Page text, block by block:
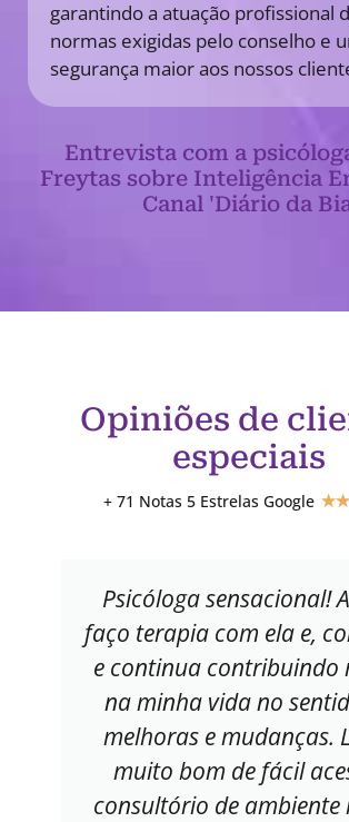
garantindo a atuação profissional
normas exigidas pelo conselho e
segurança maior aos nossos
Entrevista com a
Freytas sobre Inteligência
Canal 'Diário da
Opiniões de
especiais
+ 71 Notas 5 Estrelas Google ★
Psicóloga sensacional!
faço terapia com ela e,
e continua contribuindo
na minha vida no
melhoras e mudanças.
muito bom de fácil
consultório de ambiente